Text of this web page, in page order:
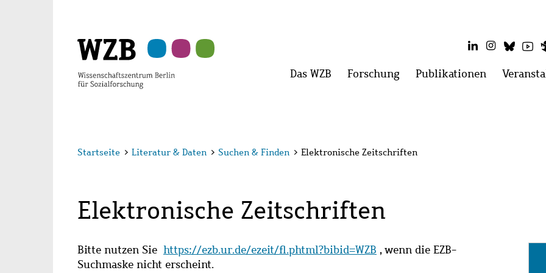
LinkedInInstagram
Hauptmenü
Das WZB Menü
Forschung Menü
Publikationen Menü
Startseite > Literatur & Daten > Suchen & Finden > Elektronische Zeitschriften
Elektronische Zeitschriften
Bitte nutzen Sie https://ezb.ur.de/ezeit/fl.phtml?bibid=WZB , wenn die EZB-
Suchmaske nicht erscheint.